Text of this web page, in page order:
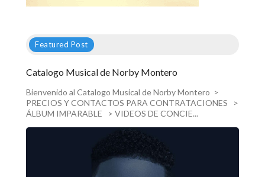
Featured Post
Catalogo Musical de Norby Montero
Bienvenido al Catalogo Musical de Norby Montero >
PRECIOS Y CONTACTOS PARA CONTRATACIONES >
ÁLBUM IMPARABLE > VIDEOS DE CONCIE...